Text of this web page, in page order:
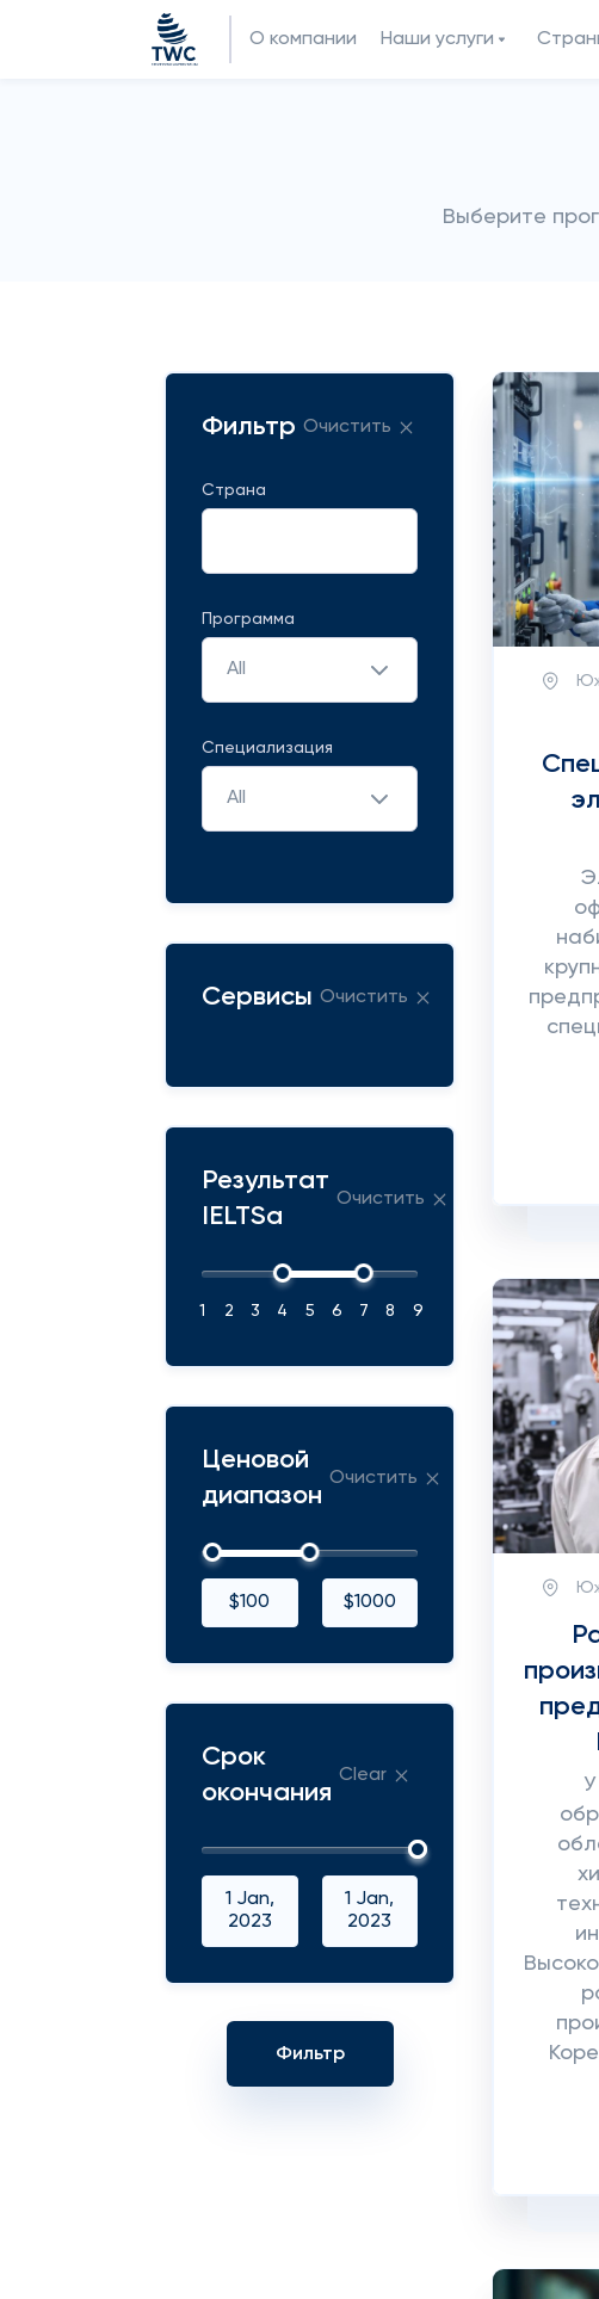
О компании Наши услуги
Выберите
Фильтр Очистить
Страна
Программа
All
Специализация
All
Сервисы Очистить
Результат
IELTSа
Очистить
1 2 3 4 5 6 7 8 9
Ценовой
диапазон
Очистить
$100 $1000
Срок
окончания
Clear
1 Jan,
2023
1 Jan,
2023